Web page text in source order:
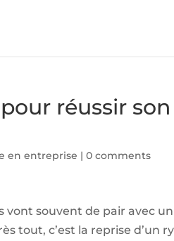
pour réussir
en entreprise |0 comments
vont souvent de pair avec
tout, c’est la reprise d’un